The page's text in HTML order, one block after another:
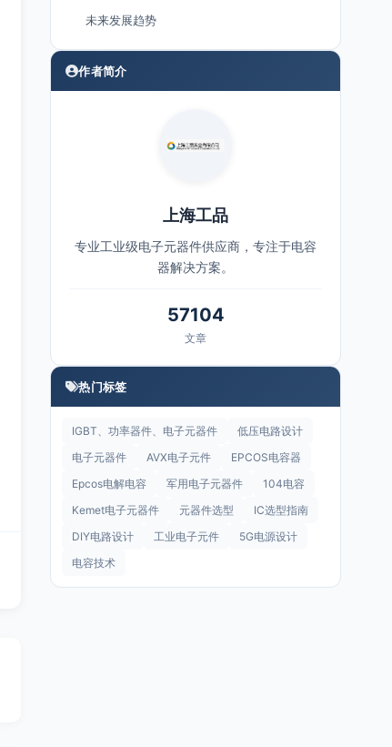
未来发展趋势
作者简介
上海工品
专业工业级电子元器件供应商，专注于电容
器解决方案。
57104
文章
热门标签
IGBT、功率器件、电子元器件
低压电路设计
电子元器件
AVX电子元件
EPCOS电容器
Epcos电解电容
军用电子元器件
104电容
Kemet电子元器件
元器件选型
IC选型指南
DIY电路设计
工业电子元件
5G电源设计
电容技术